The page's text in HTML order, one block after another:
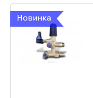
Новинка